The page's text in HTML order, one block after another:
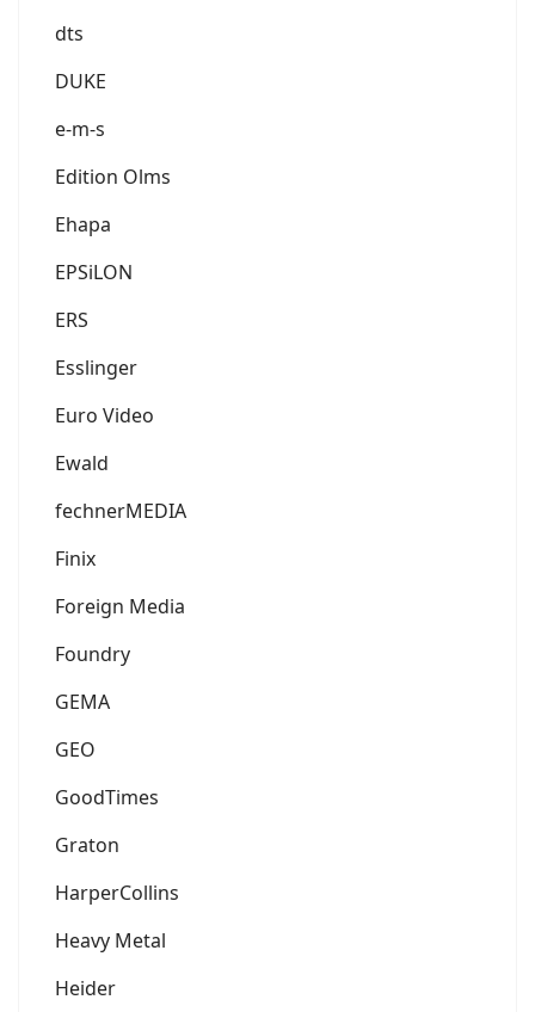
dts
DUKE
e-m-s
Edition Olms
Ehapa
EPSiLON
ERS
Esslinger
Euro Video
Ewald
fechnerMEDIA
Finix
Foreign Media
Foundry
GEMA
GEO
GoodTimes
Graton
HarperCollins
Heavy Metal
Heider